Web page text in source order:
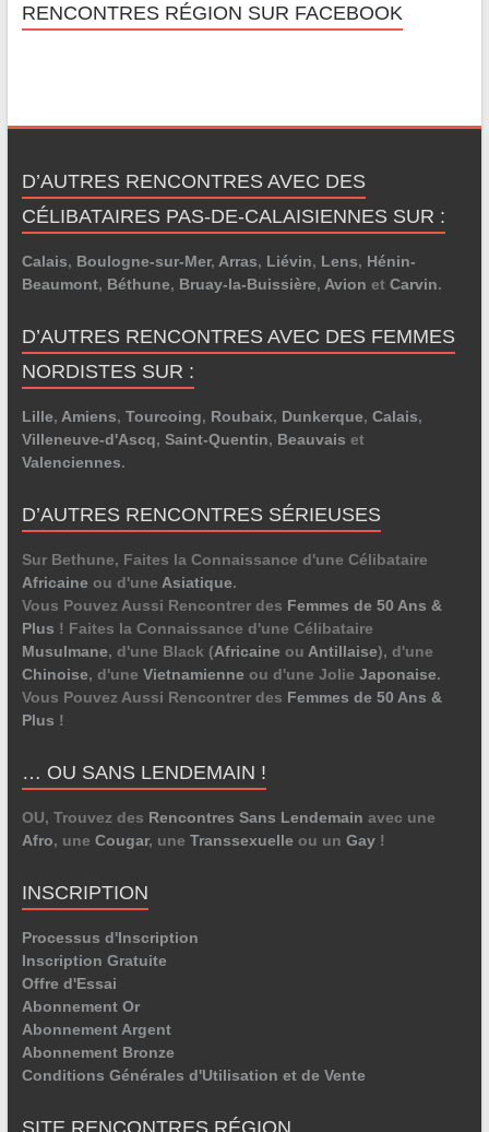
RENCONTRES RÉGION SUR FACEBOOK
D’AUTRES RENCONTRES AVEC DES
CÉLIBATAIRES PAS-DE-CALAISIENNES SUR :
Calais, Boulogne-sur-Mer, Arras, Liévin, Lens, Hénin-
Beaumont, Béthune, Bruay-la-Buissière, Avion et Carvin.
D’AUTRES RENCONTRES AVEC DES FEMMES
NORDISTES SUR :
Lille, Amiens, Tourcoing, Roubaix, Dunkerque, Calais,
Villeneuve-d'Ascq, Saint-Quentin, Beauvais et
Valenciennes.
D’AUTRES RENCONTRES SÉRIEUSES
Sur Bethune, Faites la Connaissance d'une Célibataire
Africaine ou d'une Asiatique.
Vous Pouvez Aussi Rencontrer des Femmes de 50 Ans &
Plus ! Faites la Connaissance d'une Célibataire
Musulmane, d'une Black (Africaine ou Antillaise), d'une
Chinoise, d'une Vietnamienne ou d'une Jolie Japonaise.
Vous Pouvez Aussi Rencontrer des Femmes de 50 Ans &
Plus !
… OU SANS LENDEMAIN !
OU, Trouvez des Rencontres Sans Lendemain avec une
Afro, une Cougar, une Transsexuelle ou un Gay!
INSCRIPTION
Processus d'Inscription
Inscription Gratuite
Offre d'Essai
Abonnement Or
Abonnement Argent
Abonnement Bronze
Conditions Générales d'Utilisation et de Vente
SITE RENCONTRES RÉGION